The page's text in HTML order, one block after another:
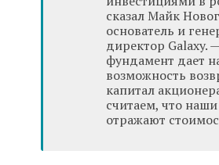
сказал Майк
основатель и
директор Galaxy.
фундамент дает
возможность
капитал
считаем, что
отражают